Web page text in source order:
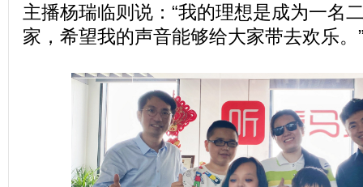
主播杨瑞临则说：“我的理想是成为一名
家，希望我的声音能够给大家带去欢乐。